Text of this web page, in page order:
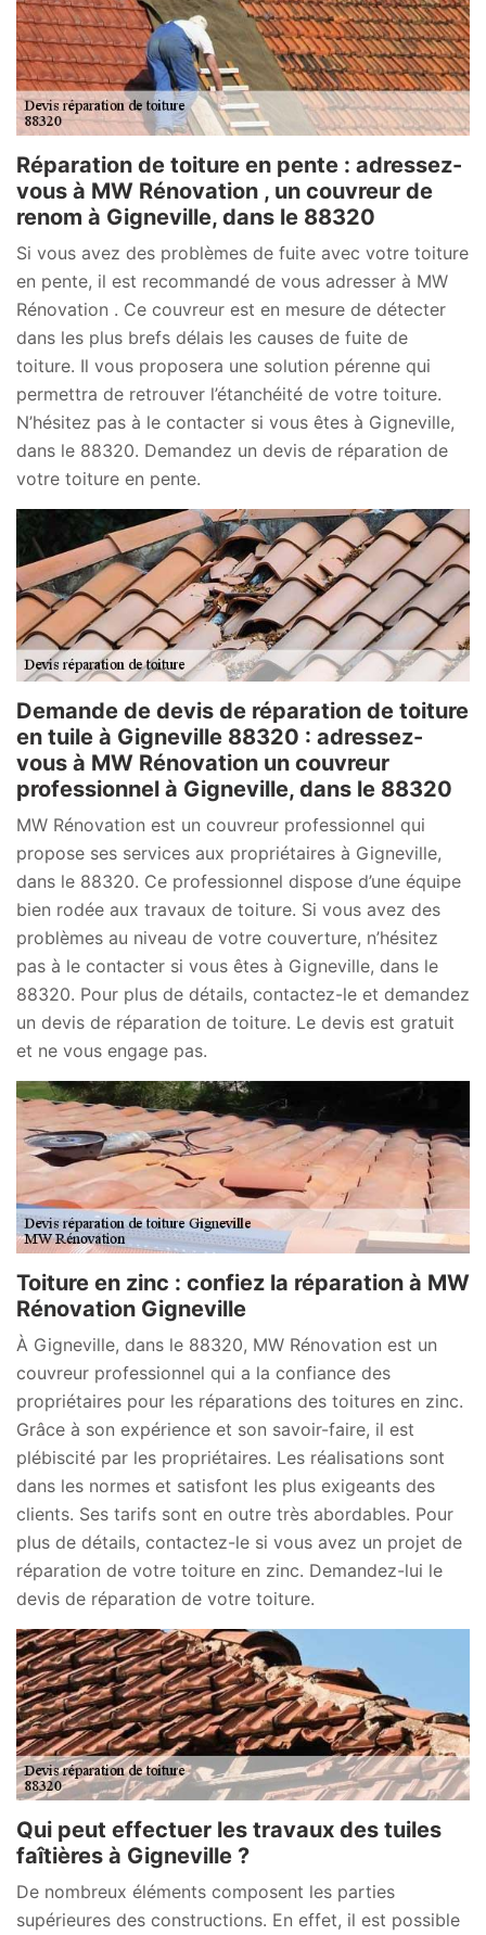
Réparation de toiture en pente : adressez-
vous à MW Rénovation , un couvreur de
renom à Gigneville, dans le 88320
Si vous avez des problèmes de fuite avec votre toiture
en pente, il est recommandé de vous adresser à MW
Rénovation . Ce couvreur est en mesure de détecter
dans les plus brefs délais les causes de fuite de
toiture. Il vous proposera une solution pérenne qui
permettra de retrouver l’étanchéité de votre toiture.
N’hésitez pas à le contacter si vous êtes à Gigneville,
dans le 88320. Demandez un devis de réparation de
votre toiture en pente.
Demande de devis de réparation de toiture
en tuile à Gigneville 88320 : adressez-
vous à MW Rénovation un couvreur
professionnel à Gigneville, dans le 88320
MW Rénovation est un couvreur professionnel qui
propose ses services aux propriétaires à Gigneville,
dans le 88320. Ce professionnel dispose d’une équipe
bien rodée aux travaux de toiture. Si vous avez des
problèmes au niveau de votre couverture, n’hésitez
pas à le contacter si vous êtes à Gigneville, dans le
88320. Pour plus de détails, contactez-le et demandez
un devis de réparation de toiture. Le devis est gratuit
et ne vous engage pas.
Toiture en zinc : confiez la réparation à MW
Rénovation Gigneville
À Gigneville, dans le 88320, MW Rénovation est un
couvreur professionnel qui a la confiance des
propriétaires pour les réparations des toitures en zinc.
Grâce à son expérience et son savoir-faire, il est
plébiscité par les propriétaires. Les réalisations sont
dans les normes et satisfont les plus exigeants des
clients. Ses tarifs sont en outre très abordables. Pour
plus de détails, contactez-le si vous avez un projet de
réparation de votre toiture en zinc. Demandez-lui le
devis de réparation de votre toiture.
Qui peut effectuer les travaux des tuiles
faîtières à Gigneville ?
De nombreux éléments composent les parties
supérieures des constructions. En effet, il est possible